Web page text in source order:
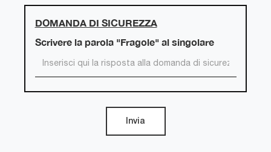
DOMANDA DI SICUREZZA
Scrivere la parola "Fragole" al singolare
Invia